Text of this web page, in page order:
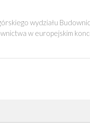
wydziału
w europejskim